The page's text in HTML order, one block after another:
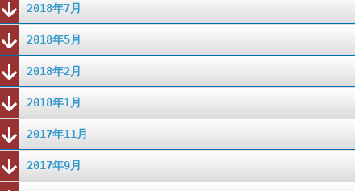
2018年7月
2018年5月
2018年2月
2018年1月
2017年11月
2017年9月